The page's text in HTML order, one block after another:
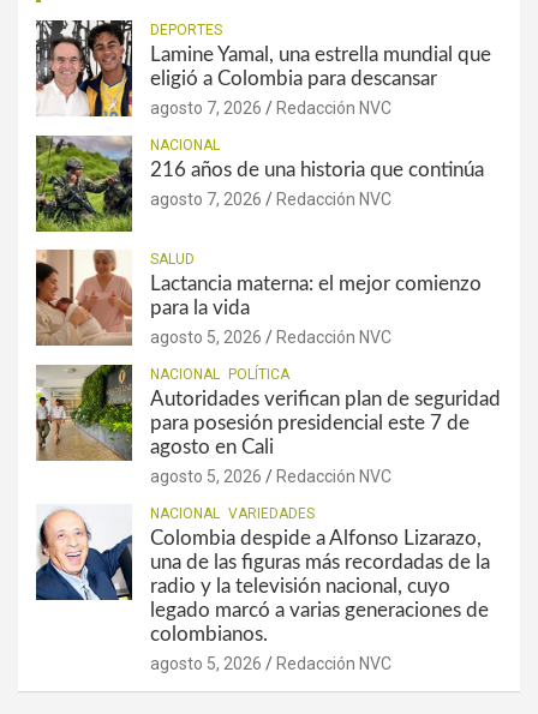
DEPORTES
Lamine Yamal, una estrella mundial que
eligió a Colombia para descansar
agosto 7, 2026 Redacción NVC
NACIONAL
216 años de una historia que continúa
agosto 7, 2026 Redacción NVC
SALUD
Lactancia materna: el mejor comienzo
para la vida
agosto 5, 2026 Redacción NVC
NACIONAL POLÍTICA
Autoridades verifican plan de seguridad
para posesión presidencial este 7 de
agosto en Cali
agosto 5, 2026 Redacción NVC
NACIONAL VARIEDADES
Colombia despide a Alfonso Lizarazo,
una de las figuras más recordadas de la
radio y la televisión nacional, cuyo
legado marcó a varias generaciones de
colombianos.
agosto 5, 2026 Redacción NVC